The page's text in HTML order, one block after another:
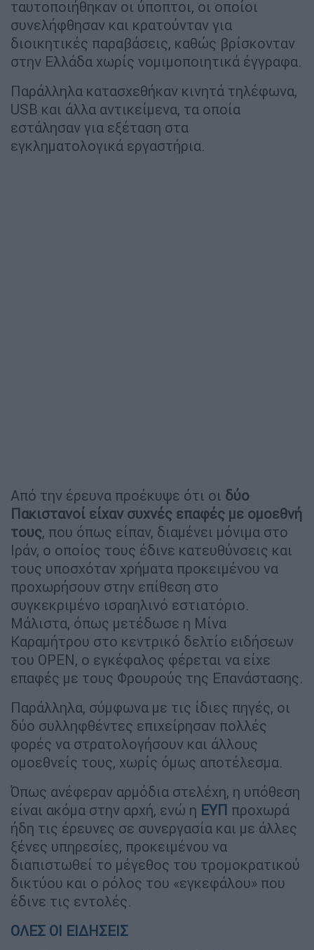
ταυτοποιήθηκαν οι ύποπτοι, οι οποίοι
συνελήφθησαν και κρατούνταν για
διοικητικές παραβάσεις, καθώς βρίσκονταν
στην Ελλάδα χωρίς νομιμοποιητικά έγγραφα.
Παράλληλα κατασχεθήκαν κινητά τηλέφωνα,
USB και άλλα αντικείμενα, τα οποία
εστάλησαν για εξέταση στα
εγκληματολογικά εργαστήρια.
Από την έρευνα προέκυψε ότι οι δύο
Πακιστανοί είχαν συχνές επαφές με ομοεθνή
τους, που όπως είπαν, διαμένει μόνιμα στο
Ιράν, ο οποίος τους έδινε κατευθύνσεις και
τους υποσχόταν χρήματα προκειμένου να
προχωρήσουν στην επίθεση στο
συγκεκριμένο ισραηλινό εστιατόριο.
Μάλιστα, όπως μετέδωσε η Μίνα
Καραμήτρου στο κεντρικό δελτίο ειδήσεων
του OPEN, ο εγκέφαλος φέρεται να είχε
επαφές με τους Φρουρούς της Επανάστασης.
Παράλληλα, σύμφωνα με τις ίδιες πηγές, οι
δύο συλληφθέντες επιχείρησαν πολλές
φορές να στρατολογήσουν και άλλους
ομοεθνείς τους, χωρίς όμως αποτέλεσμα.
Όπως ανέφεραν αρμόδια στελέχη, η υπόθεση
είναι ακόμα στην αρχή, ενώ η ΕΥΠ προχωρά
ήδη τις έρευνες σε συνεργασία και με άλλες
ξένες υπηρεσίες, προκειμένου να
διαπιστωθεί το μέγεθος του τρομοκρατικού
δικτύου και ο ρόλος του «εγκεφάλου» που
έδινε τις εντολές.
ΟΛΕΣ ΟΙ ΕΙΔΗΣΕΙΣ